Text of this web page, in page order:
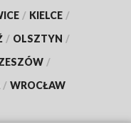
/ KIELCE /
/ OLSZTYN /
/
/ WROCŁAW